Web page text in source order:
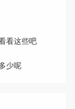
看这些吧
少呢